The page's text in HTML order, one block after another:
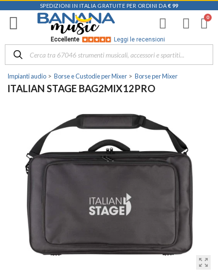
SPEDIZIONI IN ITALIA GRATUITE PER ORDINI DA € 99
Eccellente Leggi le recensioni
Impianti audio Borse e Custodie per Mixer Borse per Mixer
ITALIAN STAGE BAG2MIX12PRO
zoom_out_map